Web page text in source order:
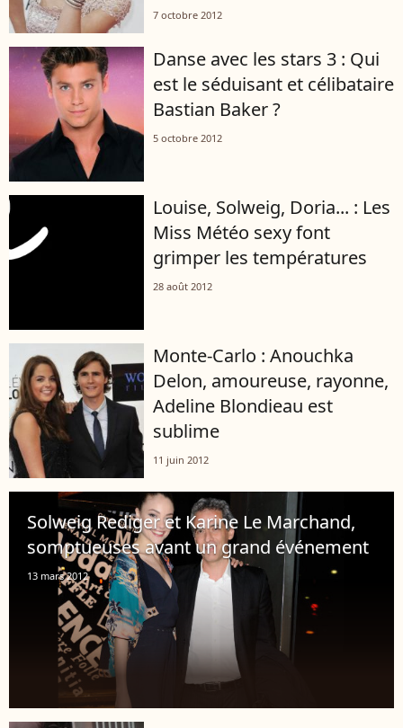
7 octobre 2012
Danse avec les stars 3 : Qui
est le séduisant et célibataire
Bastian Baker ?
5 octobre 2012
Louise, Solweig, Doria... : Les
Miss Météo sexy font
grimper les températures
28 août 2012
Monte-Carlo : Anouchka
Delon, amoureuse, rayonne,
Adeline Blondieau est
sublime
11 juin 2012
Solweig Rediger et Karine Le Marchand,
somptueuses avant un grand événement
13 mars 2012